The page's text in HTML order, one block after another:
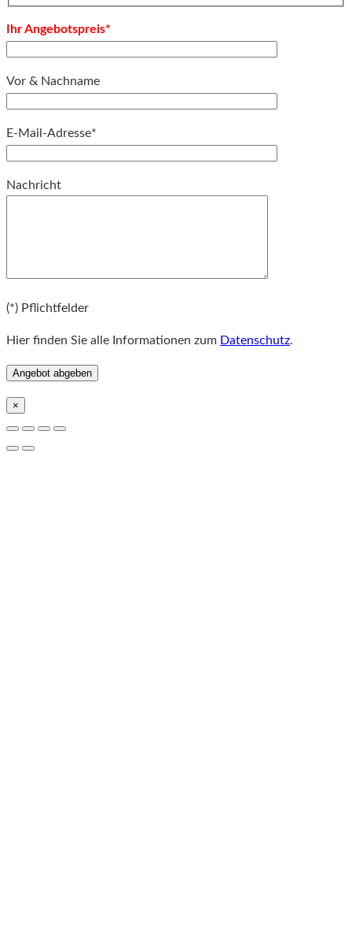
Ihr Angebotspreis*
Vor & Nachname
E-Mail-Adresse*
Nachricht
(*) Pflichtfelder
Hier finden Sie alle Informationen zum Datenschutz.
×